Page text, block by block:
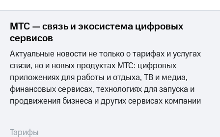
МТС
Premium
Подписка
на гигабайты
фильмы,
музыка
и многое
другое
безопасности
Всё
под
рукой
в Мой МТС
Посмотрите,
МТС — связь и экосистема цифровых
сервисов
Актуальные новости не только о тарифах и услугах
связи, но и новых продуктах МТС: цифровых
приложениях для работы и отдыха, ТВ и медиа,
финансовых сервисах, технологиях для запуска и
продвижения бизнеса и других сервисах компании
Тарифы